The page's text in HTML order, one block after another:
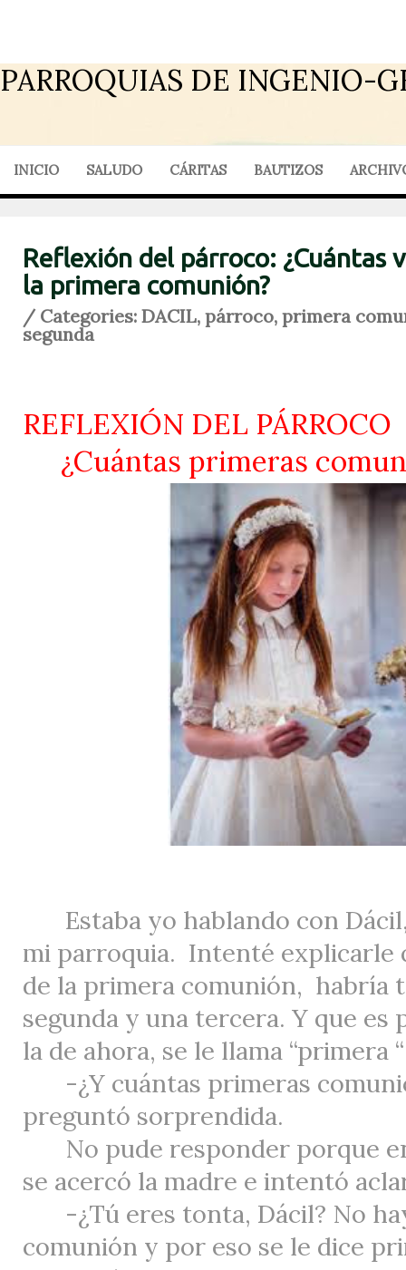
PARROQUIAS DE INGENIO-
INICIO SALUDO CÁRITAS BAUTIZOS
Reflexión del párroco: ¿Cuántas
la primera comunión?
/ Categories:DACIL,párroco,primera
segunda
REFLEXIÓN DEL PÁRROCO
¿Cuántas primeras
Estaba yo hablando con
mi parroquia. Intenté explicarle
de la primera comunión, habría
segunda y una tercera. Y que es
la de ahora, se le llama “primera
-¿Y cuántas primeras
preguntó sorprendida.
No pude responder porque
se acercó la madre e intentó
-¿Tú eres tonta, Dácil? No
comunión y por eso se le dice